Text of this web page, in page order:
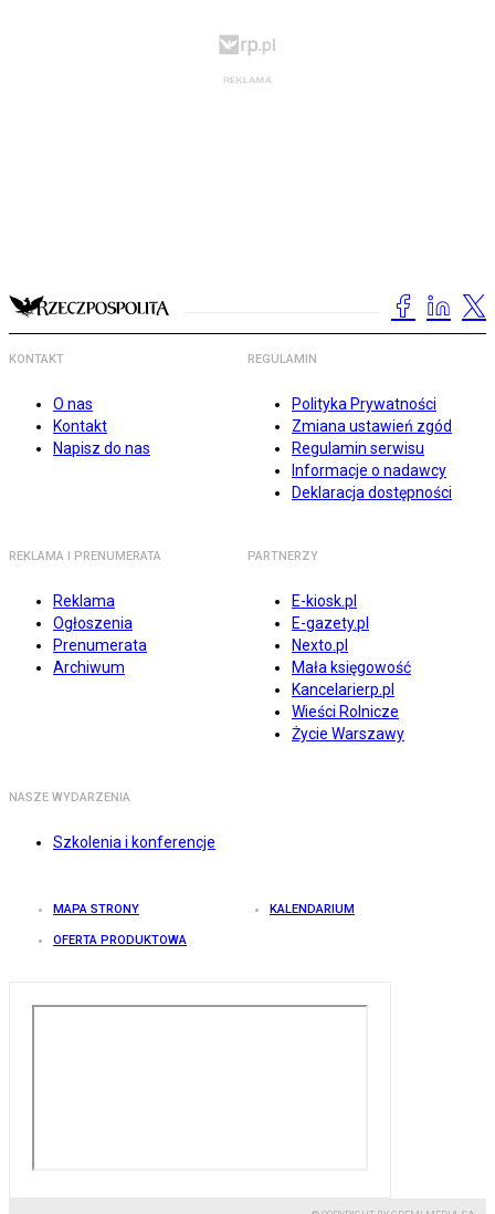
KONTAKT
O nas
Kontakt
Napisz do nas
REGULAMIN
Polityka Prywatności
Zmiana ustawień zgód
Regulamin serwisu
Informacje o nadawcy
Deklaracja dostępności
REKLAMA I PRENUMERATA
Reklama
Ogłoszenia
Prenumerata
Archiwum
PARTNERZY
E-kiosk.pl
E-gazety.pl
Nexto.pl
Mała księgowość
Kancelarierp.pl
Wieści Rolnicze
Życie Warszawy
NASZE WYDARZENIA
Szkolenia i konferencje
MAPA STRONY KALENDARIUM
OFERTA PRODUKTOWA